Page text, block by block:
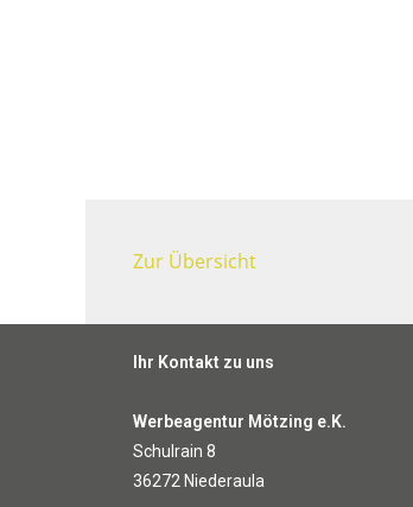
Zur Übersicht
Ihr Kontakt zu uns
Werbeagentur Mötzing e.K.
Schulrain 8
36272 Niederaula